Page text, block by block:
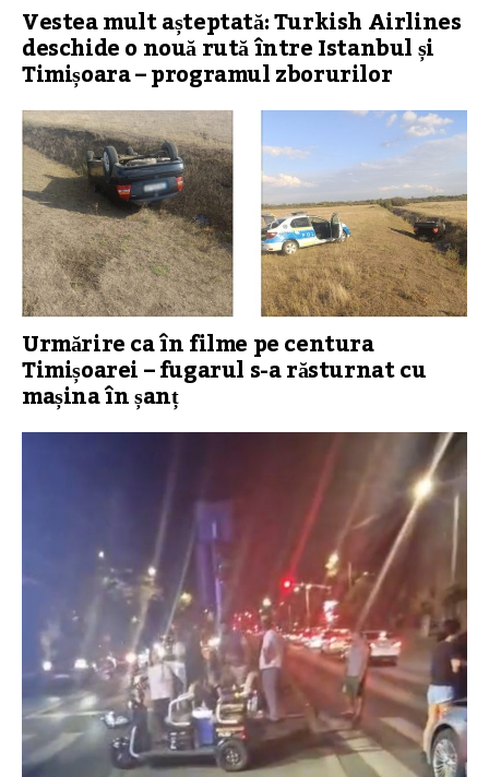
Vestea mult așteptată: Turkish Airlines
deschide o nouă rută între Istanbul și
Timișoara – programul zborurilor
Urmărire ca în filme pe centura
Timișoarei – fugarul s-a răsturnat cu
mașina în șanț